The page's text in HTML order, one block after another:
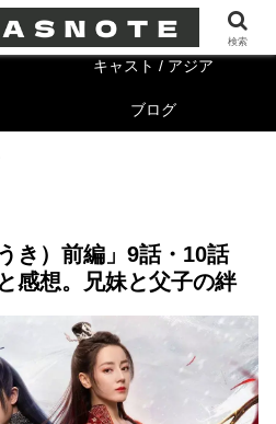
キャスト/海外
キャスト / アジア
ブログ
き）前編」9話・10話
感想。兄妹と父子の絆
検索